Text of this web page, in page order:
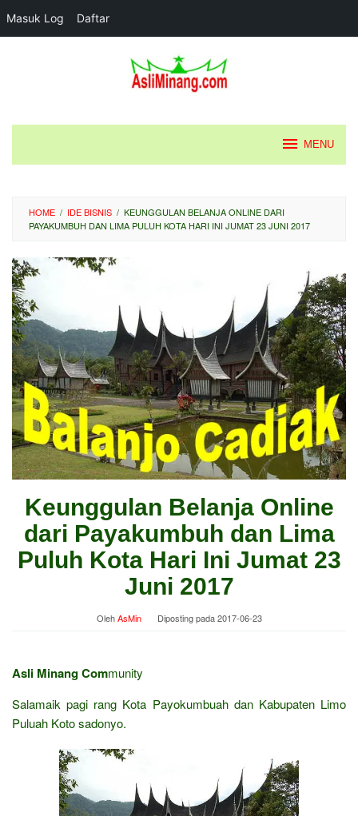
Masuk Log Daftar
MENU
HOME / IDE BISNIS / KEUNGGULAN BELANJA ONLINE DARI
PAYAKUMBUH DAN LIMA PULUH KOTA HARI INI JUMAT 23 JUNI 2017
Keunggulan Belanja Online
dari Payakumbuh dan Lima
Puluh Kota Hari Ini Jumat 23
Juni 2017
OlehAsMin Diposting pada2017-06-23
Asli Minang Community
Salamaik pagi rang Kota Payokumbuah dan Kabupaten Limo
Puluah Koto sadonyo.